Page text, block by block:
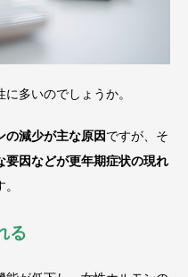
多いのでしょうか。
の減少が主な原因ですが、そ
要因などが更年期症状の現れ
る